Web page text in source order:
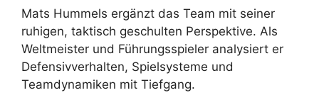
Mats Hummels ergänzt das Team mit seiner
ruhigen, taktisch geschulten Perspektive. Als
Weltmeister und Führungsspieler analysiert er
Defensivverhalten, Spielsysteme und
Teamdynamiken mit Tiefgang.